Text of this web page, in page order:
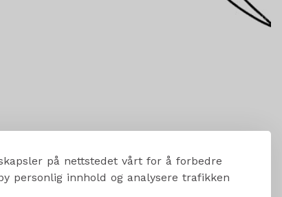
på nettstedet vårt for å forbedre
personlig innhold og analysere trafikken